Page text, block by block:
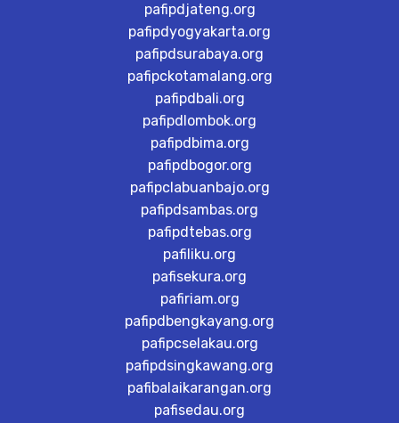
pafipdjateng.org
pafipdyogyakarta.org
pafipdsurabaya.org
pafipckotamalang.org
pafipdbali.org
pafipdlombok.org
pafipdbima.org
pafipdbogor.org
pafipclabuanbajo.org
pafipdsambas.org
pafipdtebas.org
pafiliku.org
pafisekura.org
pafiriam.org
pafipdbengkayang.org
pafipcselakau.org
pafipdsingkawang.org
pafibalaikarangan.org
pafisedau.org